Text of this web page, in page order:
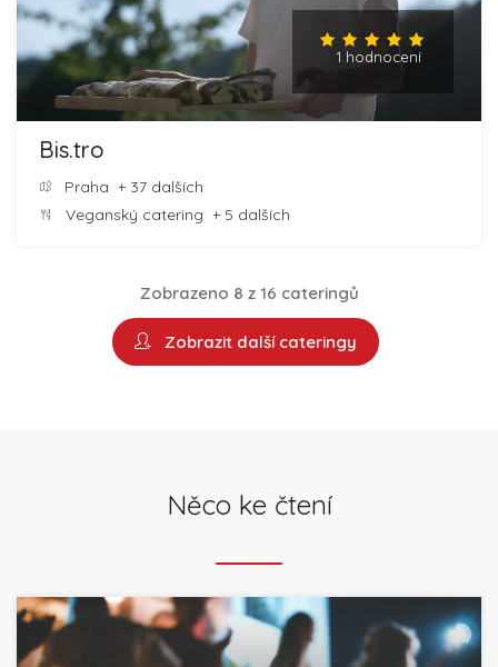
1 hodnocení
Bis.tro
Praha + 37 dalších
Veganský catering + 5 dalších
Zobrazeno 8 z 16 cateringů
Zobrazit další cateringy
Něco ke čtení